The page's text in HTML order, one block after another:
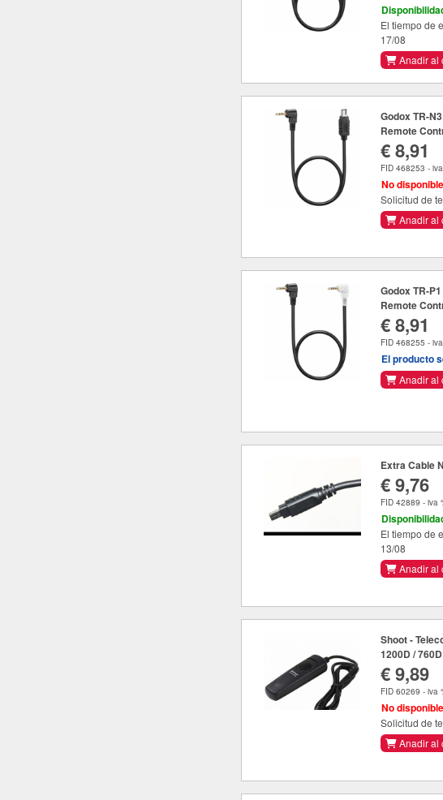
El tiempo de
17/08
Anadir al
Godox TR-
Remote
€ 8,91
FID 468253 -
No
Solicitud de
Anadir al
Godox TR-
Remote
€ 8,91
FID 468255 -
El producto
Anadir al
Extra Cable
€ 9,76
FID 42889 - iva
El tiempo de
13/08
Anadir al
Shoot -
1200D /
€ 9,89
FID 60269 - iva
No
Solicitud de
Anadir al